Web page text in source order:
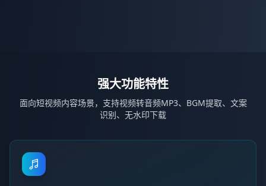
强大功能特性
面向短视频内容场景，支持视频转音频MP3、BGM提取、文案
识别、无水印下载